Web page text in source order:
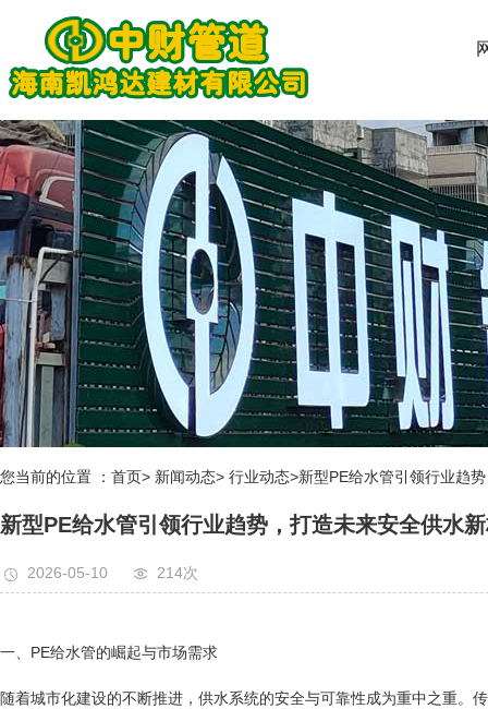
您当前的位置 ：首页> 新闻动态> 行业动态>新型PE给水管引领行业趋
新型PE给水管引领行业趋势，打造未来安全供水
2026-05-10 214次
一、PE给水管的崛起与市场需求
随着城市化建设的不断推进，供水系统的安全与可靠性成为重中之重。